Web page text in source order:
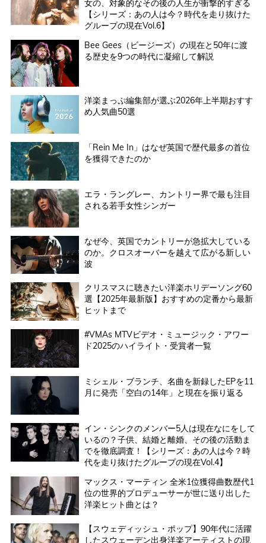
女の、対象的なその後の人生が衝撃的すぎる
【シリーズ：あの人は今？時代を走り抜けた
グループの現在Vol.6】
Bee Gees（ビージーズ）の現在と50年に渡
る歴史を9つの時代に凝縮して解説
洋楽まっぷ編集部が選ぶ2026年上半期おすす
め人気曲50選
「Rein Me In」はなぜ英国で歴代最多の首位
を獲得できたのか
エラ・ラングレー、カントリー界で最も注目
される若手女性シンガー
なぜ今、英国でカントリーが急拡大している
のか。クロスオーバーを越えて広がる新しい
波
クリスマスに聴きたい洋楽ホリデーソング60
選【2025年最新版】おすすめの定番から最新
ヒットまで
#VMAs MTVビデオ・ミュージック・アワー
ド2025のハイライト・受賞者一覧
ミシェル・ブランチ、名曲を新録したEPを11
月に発売「空白の14年」と現在を振り返る
イン・シンクのメンバー5人は現在なにをして
いるの？子供、結婚と離婚、その後の活動ま
でを徹底調査！【シリーズ：あの人は今？時
代を走り抜けたグループの現在Vol.4】
マックス・マーティン 全米1位獲得曲数歴代1
位の世界的プロデューサーが世に送り出した
洋楽ヒット曲とは？
【スウェディッシュ・ポップ】90年代に活躍
したスウェーデン出身洋楽アーティストの現